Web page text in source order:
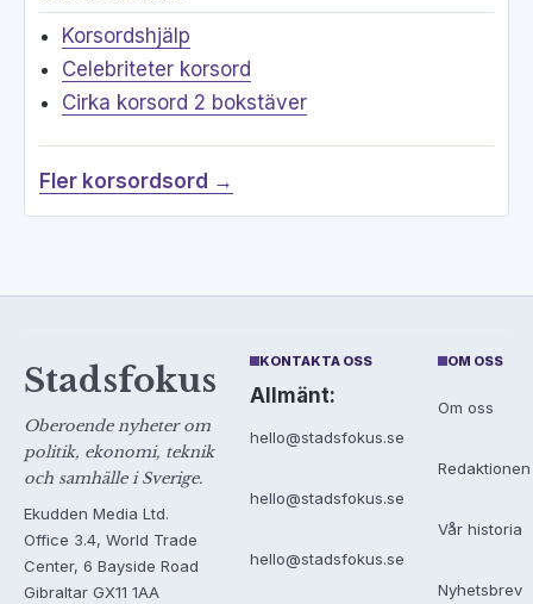
Korsordshjälp
Celebriteter korsord
Cirka korsord 2 bokstäver
Fler korsordsord →
Stadsfokus
Oberoende nyheter om
politik, ekonomi, teknik
och samhälle i Sverige.
Ekudden Media Ltd.
Office 3.4, World Trade
Center, 6 Bayside Road
Gibraltar GX11 1AA
KONTAKTA OSS
Allmänt:
hello@stadsfokus.se
hello@stadsfokus.se
hello@stadsfokus.se
OM OSS
Om oss
Redaktionen
Vår historia
Nyhetsbrev